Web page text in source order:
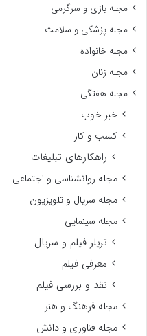
مجله بازی و سرگرمی
مجله پزشکی و سلامت
مجله خانواده
مجله زنان
مجله هفتگی
خبر خوب
کسب و کار
راهکارهای تبلیغات
مجله روانشناسی و اجتماعی
مجله سریال و تلویزیون
مجله سینمایی
تریلر فیلم و سریال
معرفی فیلم
نقد و بررسی فیلم
مجله فرهنگ و هنر
مجله فناوری و دانش